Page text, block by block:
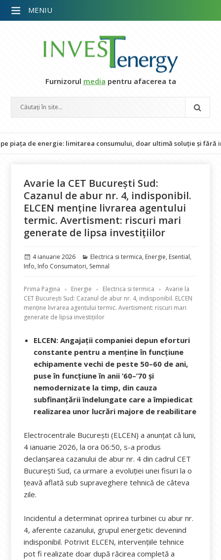
Furnizorul media pentru afacerea ta
energie: limitarea consumului, doar ultimă soluție și fără impact
Avarie la CET București Sud:
Cazanul de abur nr. 4, indisponibil.
ELCEN menține livrarea agentului
termic. Avertisment: riscuri mari
generate de lipsa investițiilor
Publicat
pe
4 ianuarie 2026 Categorii
Electrica si termica, Energie, Esential,
Info, Info Consumatori, Semnal
Prima Pagina Energie Electrica si termica
Avarie la
CET București Sud: Cazanul de abur nr. 4, indisponibil. ELCEN
menține livrarea agentului termic. Avertisment: riscuri mari
generate de lipsa investițiilor
ELCEN: Angajații companiei depun eforturi
constante pentru a menține în funcțiune
echipamente vechi de peste 50–60 de ani,
puse în funcțiune în anii ’60–’70 și
nemodernizate la timp, din cauza
subfinanțării îndelungate care a împiedicat
realizarea unor lucrări majore de reabilitare
Electrocentrale București (ELCEN) a anunțat că luni,
4 ianuarie 2026, la ora 06:50, s-a produs
declanșarea cazanului de abur nr. 4 din cadrul CET
București Sud, ca urmare a evoluției unei fisuri la o
țeavă aflată sub supraveghere tehnică de câteva
zile.
Incidentul a determinat oprirea turbinei cu abur nr.
4, aferente cazanului, grupul energetic devenind
indisponibil. Potrivit ELCEN, intervențiile tehnice
pot fi realizate doar după răcirea completă a
MENIU